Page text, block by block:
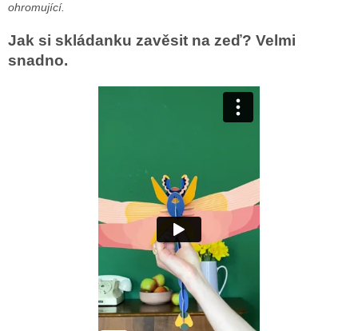
ohromující.
Jak si skládanku zavěsit na zeď? Velmi
snadno.